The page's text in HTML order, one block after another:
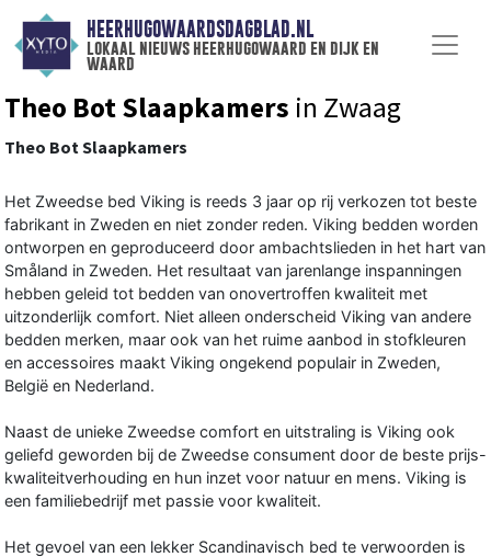
HEERHUGOWAARDSDAGBLAD.NL
lokaal nieuws heerhugowaard en dijk en
waard
Theo Bot Slaapkamers in Zwaag
Theo Bot Slaapkamers
Het Zweedse bed Viking is reeds 3 jaar op rij verkozen tot beste
fabrikant in Zweden en niet zonder reden. Viking bedden worden
ontworpen en geproduceerd door ambachtslieden in het hart van
Småland in Zweden. Het resultaat van jarenlange inspanningen
hebben geleid tot bedden van onovertroffen kwaliteit met
uitzonderlijk comfort. Niet alleen onderscheid Viking van andere
bedden merken, maar ook van het ruime aanbod in stofkleuren
en accessoires maakt Viking ongekend populair in Zweden,
België en Nederland.
Naast de unieke Zweedse comfort en uitstraling is Viking ook
geliefd geworden bij de Zweedse consument door de beste prijs-
kwaliteitverhouding en hun inzet voor natuur en mens. Viking is
een familiebedrijf met passie voor kwaliteit.
Het gevoel van een lekker Scandinavisch bed te verwoorden is